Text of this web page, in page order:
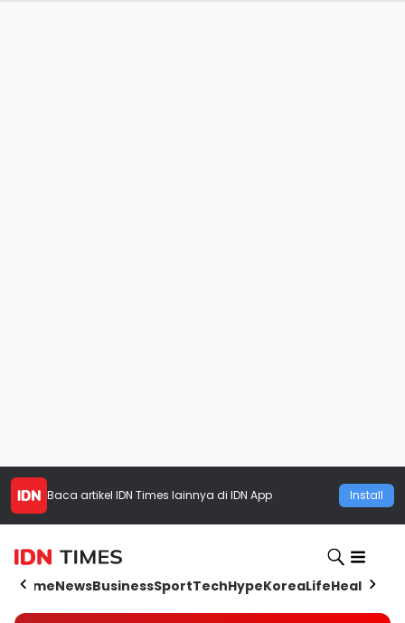
Baca artikel IDN Times lainnya di IDN App Install
HomeNewsBusinessSportTechHypeKoreaLifeHealth